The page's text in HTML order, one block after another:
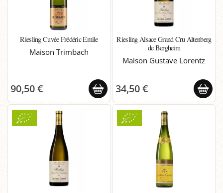
Riesling Cuvée Frédéric Emile
Maison Trimbach
90,50 €
Riesling Alsace Grand Cru Altenberg
de Bergheim
Maison Gustave Lorentz
34,50 €